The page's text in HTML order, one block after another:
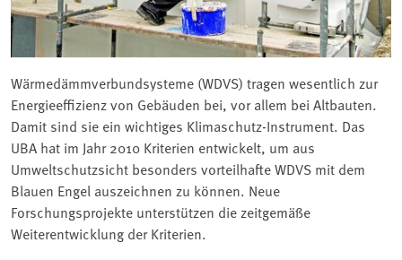
Wärmedämmverbundsysteme (WDVS) tragen wesentlich zur
Energieeffizienz von Gebäuden bei, vor allem bei Altbauten.
Damit sind sie ein wichtiges Klimaschutz-Instrument. Das
UBA hat im Jahr 2010 Kriterien entwickelt, um aus
Umweltschutzsicht besonders vorteilhafte WDVS mit dem
Blauen Engel auszeichnen zu können. Neue
Forschungsprojekte unterstützen die zeitgemäße
Weiterentwicklung der Kriterien.